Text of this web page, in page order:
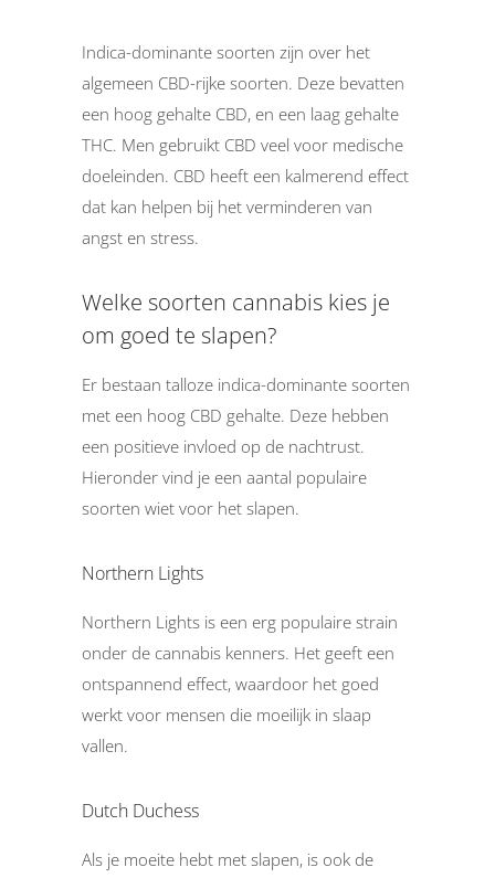
Indica-dominante soorten zijn over het
algemeen CBD-rijke soorten. Deze bevatten
een hoog gehalte CBD, en een laag gehalte
THC. Men gebruikt CBD veel voor medische
doeleinden. CBD heeft een kalmerend effect
dat kan helpen bij het verminderen van
angst en stress.
Welke soorten cannabis kies je
om goed te slapen?
Er bestaan talloze indica-dominante soorten
met een hoog CBD gehalte. Deze hebben
een positieve invloed op de nachtrust.
Hieronder vind je een aantal populaire
soorten wiet voor het slapen.
Northern Lights
Northern Lights is een erg populaire strain
onder de cannabis kenners. Het geeft een
ontspannend effect, waardoor het goed
werkt voor mensen die moeilijk in slaap
vallen.
Dutch Duchess
Als je moeite hebt met slapen, is ook de